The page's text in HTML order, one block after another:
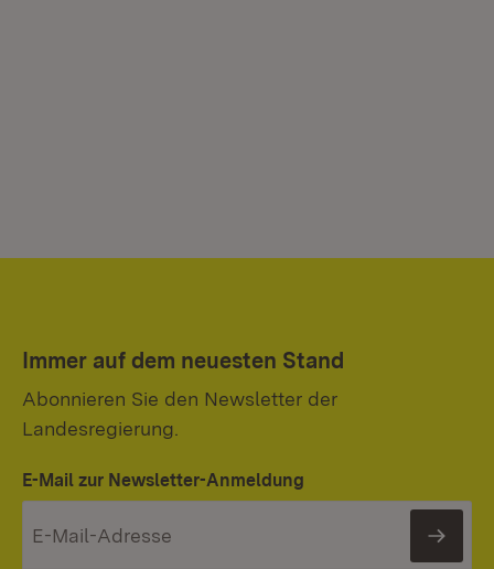
Immer auf dem neuesten Stand
Abonnieren Sie den Newsletter der
Landesregierung.
E-Mail zur Newsletter-Anmeldung